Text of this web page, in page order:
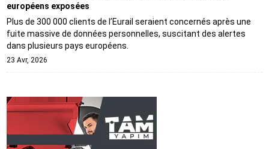
européens exposées
Plus de 300 000 clients de l’Eurail seraient concernés après une
fuite massive de données personnelles, suscitant des alertes
dans plusieurs pays européens.
23 Avr, 2026